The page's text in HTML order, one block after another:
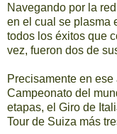
Navegando por la
en el cual se plasma
todos los éxitos que
vez, fueron dos de
Precisamente en
Campeonato del
etapas, el Giro de
Tour de Suiza más